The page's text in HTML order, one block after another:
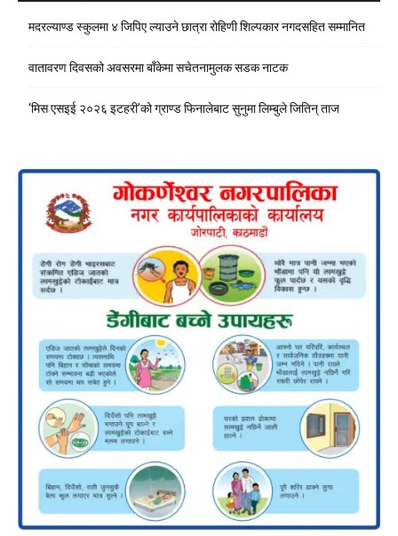
मदरल्याण्ड स्कुलमा ४ जिपिए ल्याउने छात्रा रोहिणी शिल्पकार नगदसहित सम्मानित
वातावरण दिवसको अवसरमा बाँकेमा सचेतनामुलक सडक नाटक
‘मिस एसइई २०२६ इटहरी’को ग्राण्ड फिनालेबाट सुनुमा लिम्बुले जितिन् ताज